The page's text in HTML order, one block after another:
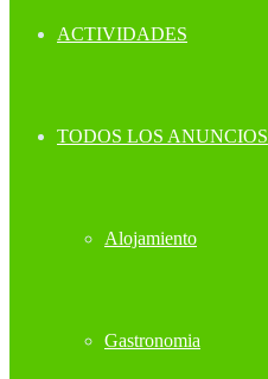
ACTIVIDADES
TODOS LOS ANUNCIOS
Alojamiento
Gastronomia